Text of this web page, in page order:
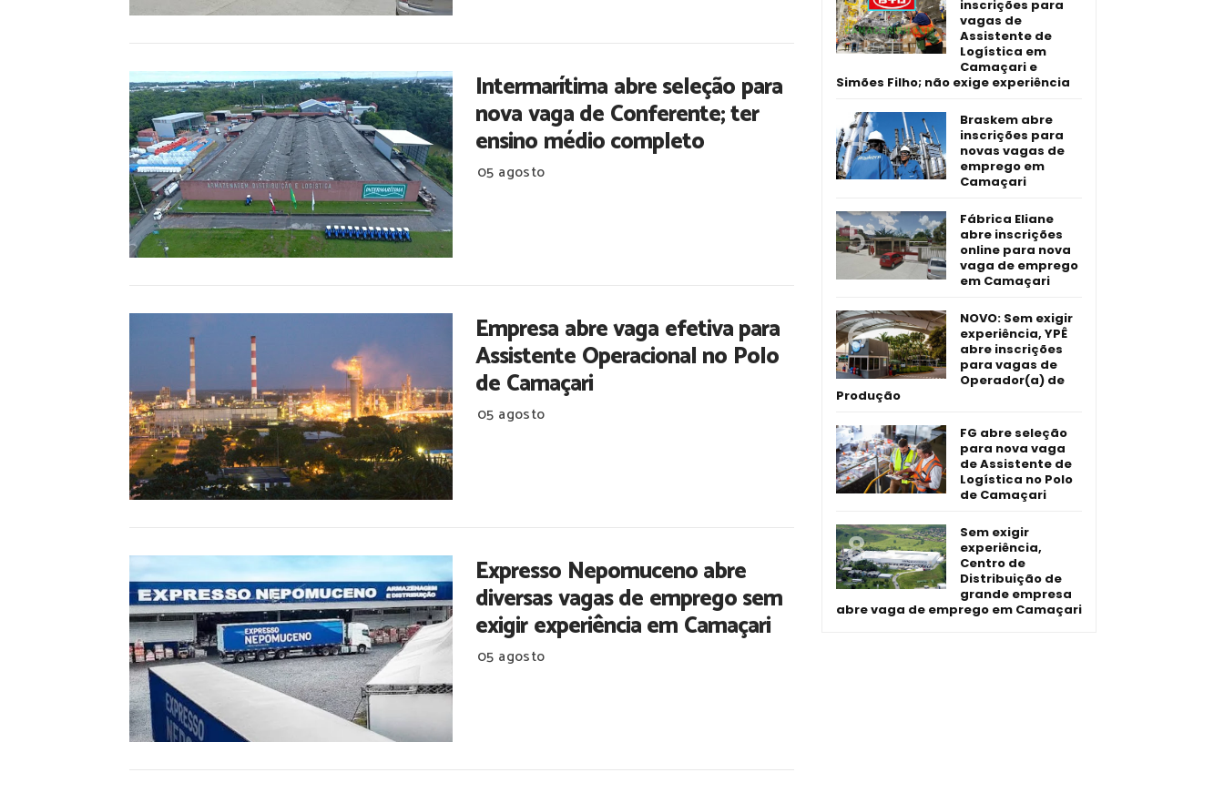
Intermarítima abre seleção para
nova vaga de Conferente; ter
ensino médio completo
05 agosto
Empresa abre vaga efetiva para
Assistente Operacional no Polo
de Camaçari
05 agosto
Expresso Nepomuceno abre
diversas vagas de emprego sem
exigir experiência em Camaçari
05 agosto
inscrições para
vagas de
Assistente de
Logística em
Camaçari e
Simões Filho; não exige experiência
Braskem abre
inscrições para
novas vagas de
emprego em
Camaçari
Fábrica Eliane
abre inscrições
online para nova
vaga de emprego
em Camaçari
NOVO: Sem exigir
experiência, YPÊ
abre inscrições
para vagas de
Operador(a) de
Produção
FG abre seleção
para nova vaga
de Assistente de
Logística no Polo
de Camaçari
Sem exigir
experiência,
Centro de
Distribuição de
grande empresa
abre vaga de emprego em Camaçari